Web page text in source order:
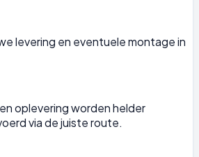
levering en eventuele montage in
oplevering worden helder
via de juiste route.